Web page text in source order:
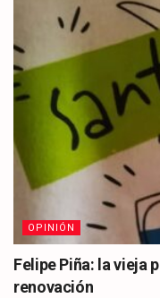
OPINIÓN
Felipe Piña: la vieja
renovación